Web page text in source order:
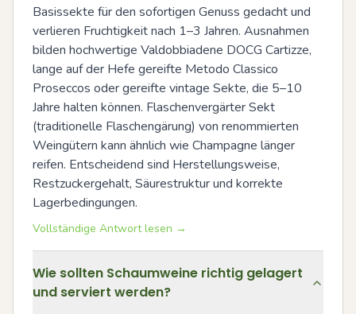
Basissekte für den sofortigen Genuss gedacht und
verlieren Fruchtigkeit nach 1–3 Jahren. Ausnahmen
bilden hochwertige Valdobbiadene DOCG Cartizze,
lange auf der Hefe gereifte Metodo Classico
Proseccos oder gereifte vintage Sekte, die 5–10
Jahre halten können. Flaschenvergärter Sekt
(traditionelle Flaschengärung) von renommierten
Weingütern kann ähnlich wie Champagne länger
reifen. Entscheidend sind Herstellungsweise,
Restzuckergehalt, Säurestruktur und korrekte
Lagerbedingungen.
Vollständige Antwort lesen →
Wie sollten Schaumweine richtig gelagert
und serviert werden?